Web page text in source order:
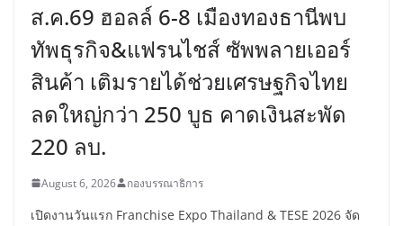
ส.ค.69 ฮอลล์ 6-8 เมืองทองธานีพบ
ทัพธุรกิจ&แฟรนไชส์ ซัพพลายเออร์
สินค้า เติมรายได้ช่วยเศรษฐกิจไทย
ลดใหญ่กว่า 250 บูธ คาดเงินสะพัด
220 ลบ.
August 6, 2026 กองบรรณาธิการ
เปิดงานวันแรก Franchise Expo Thailand & TESE 2026 จัด